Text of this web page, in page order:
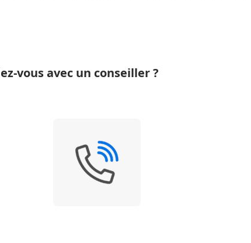
vous avec un conseiller ?